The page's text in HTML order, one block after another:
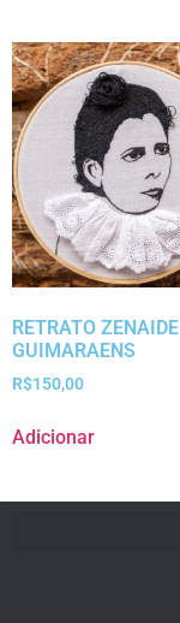
RETRATO ZENAIDE
GUIMARAENS
R$150,00
Adicionar